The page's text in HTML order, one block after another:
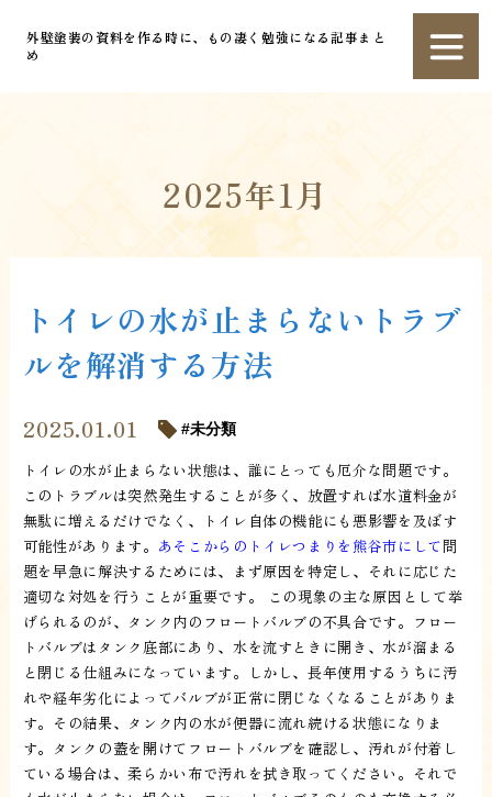
外壁塗装の資料を作る時に、もの凄く勉強になる記事まと
め
2025年1月
トイレの水が止まらないトラブ
ルを解消する方法
2025.01.01 未分類
トイレの水が止まらない状態は、誰にとっても厄介な問題です。
このトラブルは突然発生することが多く、放置すれば水道料金が
無駄に増えるだけでなく、トイレ自体の機能にも悪影響を及ぼす
可能性があります。 あそこからのトイレつまりを熊谷市にして問
題を早急に解決するためには、まず原因を特定し、それに応じた
適切な対処を行うことが重要です。 この現象の主な原因として挙
げられるのが、タンク内のフロートバルブの不具合です。フロー
トバルブはタンク底部にあり、水を流すときに開き、水が溜まる
と閉じる仕組みになっています。しかし、長年使用するうちに汚
れや経年劣化によってバルブが正常に閉じなくなることがありま
す。その結果、タンク内の水が便器に流れ続ける状態になりま
す。タンクの蓋を開けてフロートバルブを確認し、汚れが付着し
ている場合は、柔らかい布で汚れを拭き取ってください。それで